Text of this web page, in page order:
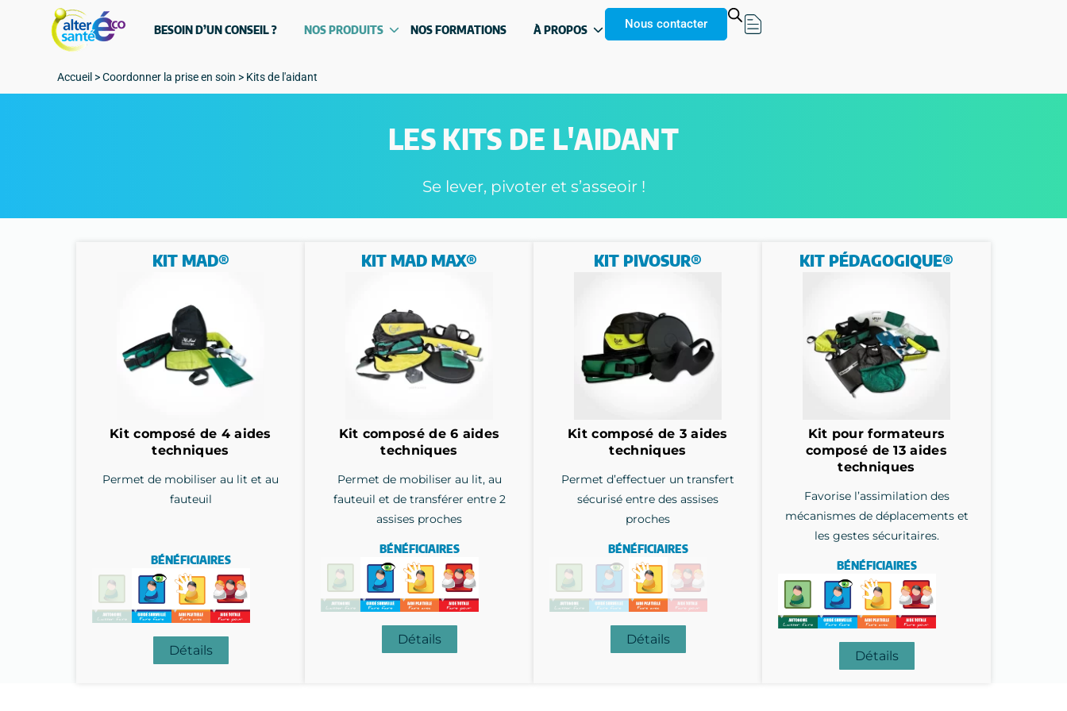
BESOIN D’UN CONSEIL ? NOS PRODUITS NOS FORMATIONS À PROPOS Nous contacter
Accueil >Coordonner la prise en soin > Kits de l'aidant
LES KITS DE L'AIDANT
Se lever, pivoter et s’asseoir !
KIT MAD®
Kit composé de 4 aides
techniques
Permet de mobiliser au lit et au
fauteuil
BÉNÉFICIAIRES
Détails
KIT MAD MAX®
Kit composé de 6 aides
techniques
Permet de mobiliser au lit, au
fauteuil et de transférer entre 2
assises proches
BÉNÉFICIAIRES
Détails
KIT PIVOSUR®
Kit composé de 3 aides
techniques
Permet d’effectuer un transfert
sécurisé entre des assises
proches
BÉNÉFICIAIRES
Détails
KIT PÉDAGOGIQUE®
Kit pour formateurs
composé de 13 aides
techniques
Favorise l’assimilation des
mécanismes de déplacements et
les gestes sécuritaires.
BÉNÉFICIAIRES
Détails